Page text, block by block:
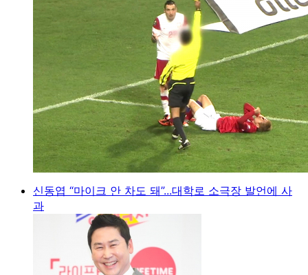
신동엽 “마이크 안 차도 돼”...대학로 소극장 발언에 사
과